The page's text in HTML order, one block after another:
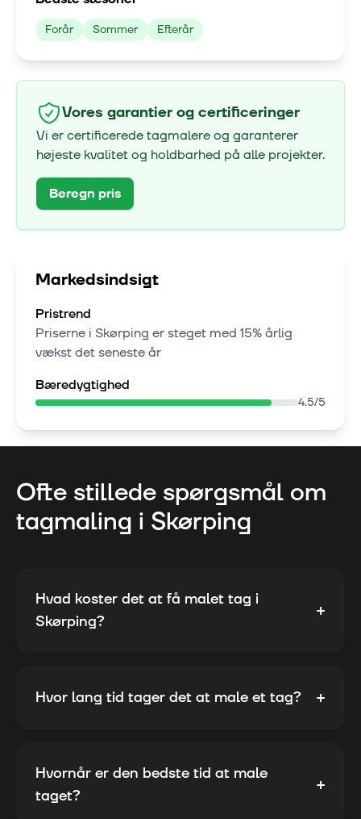
Forår Sommer Efterår
Vores garantier og certificeringer
Vi er certificerede tagmalere og garanterer
højeste kvalitet og holdbarhed på alle projekter.
Beregn pris
Markedsindsigt
Pristrend
Priserne i Skørping er steget med 15% årlig
vækstdet seneste år
Bæredygtighed
4.5/5
Ofte stillede spørgsmål om
tagmaling i Skørping
Hvad koster det at få malet tag i
Skørping?
+
Hvor lang tid tager det at male et tag? +
Hvornår er den bedste tid at male
taget?
+